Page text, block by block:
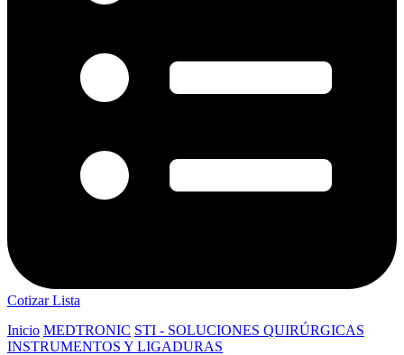
Cotizar Lista
Inicio MEDTRONIC STI - SOLUCIONES QUIRÚRGICAS
INSTRUMENTOS Y LIGADURAS